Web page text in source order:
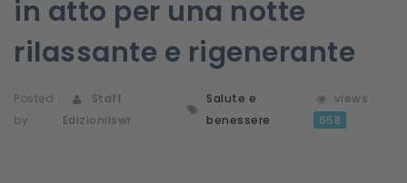
in atto per una notte
rilassante e rigenerante
Posted
by
Staff
Edizionilswr
Salute e
benessere
views
658